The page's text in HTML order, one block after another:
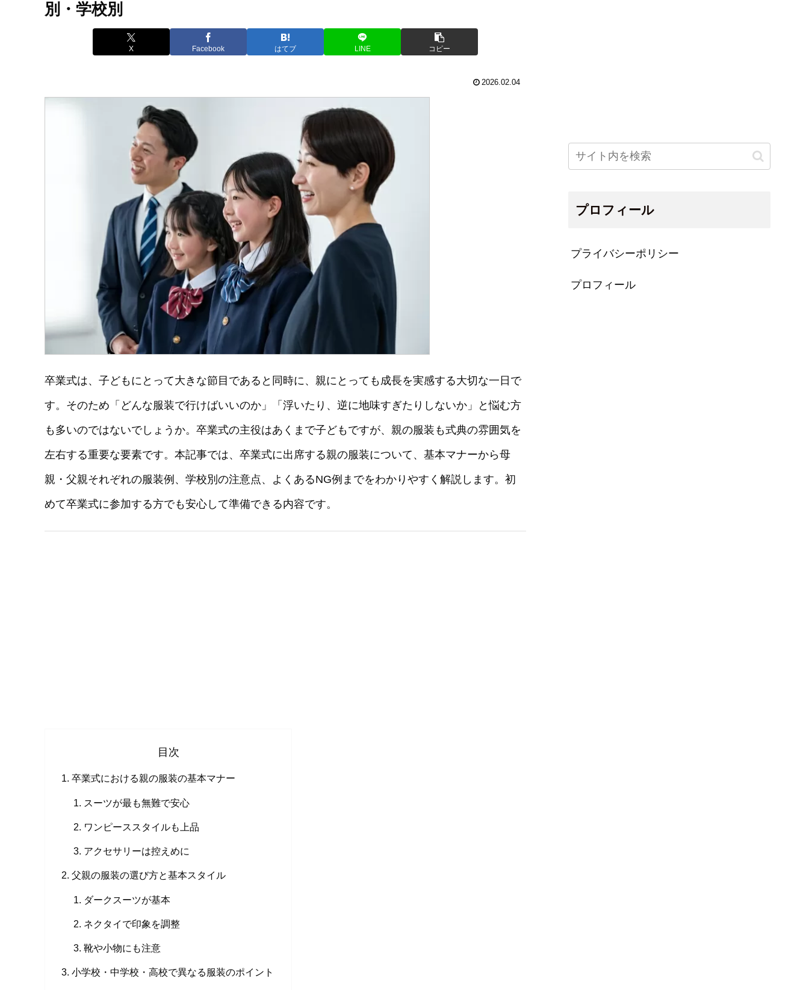
別・学校別
X Facebook はてブ LINE コピー
2026.02.04
卒業式は、子どもにとって大きな節目であると同時に、親にとっても成長を実感する大切な一日で
す。そのため「どんな服装で行けばいいのか」「浮いたり、逆に地味すぎたりしないか」と悩む方
も多いのではないでしょうか。卒業式の主役はあくまで子どもですが、親の服装も式典の雰囲気を
左右する重要な要素です。本記事では、卒業式に出席する親の服装について、基本マナーから母
親・父親それぞれの服装例、学校別の注意点、よくあるNG例までをわかりやすく解説します。初
めて卒業式に参加する方でも安心して準備できる内容です。
目次
卒業式における親の服装の基本マナー
スーツが最も無難で安心
ワンピーススタイルも上品
アクセサリーは控えめに
父親の服装の選び方と基本スタイル
ダークスーツが基本
ネクタイで印象を調整
靴や小物にも注意
小学校・中学校・高校で異なる服装のポイント
プロフィール
プライバシーポリシー
プロフィール